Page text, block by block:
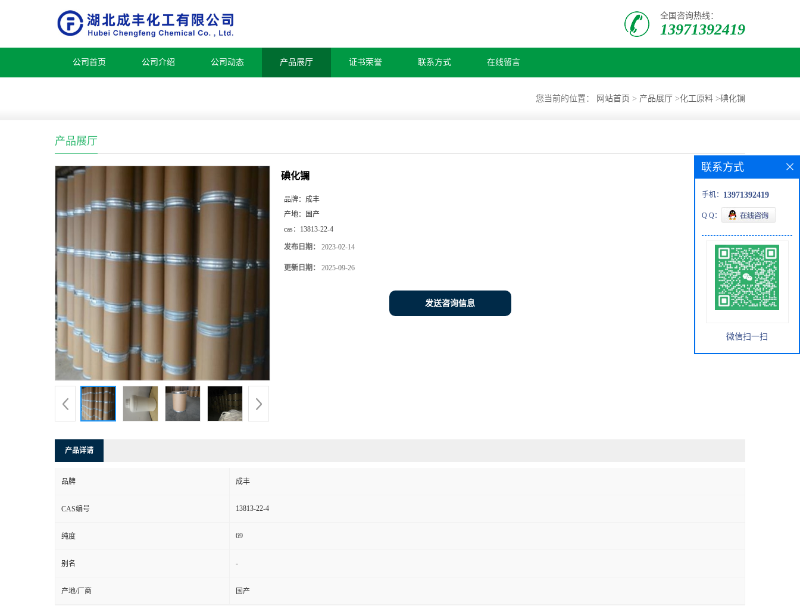
全国咨询热线：
13971392419
公司首页 公司介绍 公司动态 产品展厅 证书荣誉 联系方式 在线留言
您当前的位置： 网站首页 > 产品展厅 >化工原料 >碘化镧
产品展厅
碘化镧
品牌： 成丰
产地：
国产
cas： 13813-22-4
发布日期： 2023-02-14
更新日期： 2025-09-26
发送咨询信息
产品详请
品牌 成丰
CAS编号 13813-22-4
纯度 69
别名 -
产地/厂商 国产
联系方式
手机： 13971392419
Q Q：
微信扫一扫